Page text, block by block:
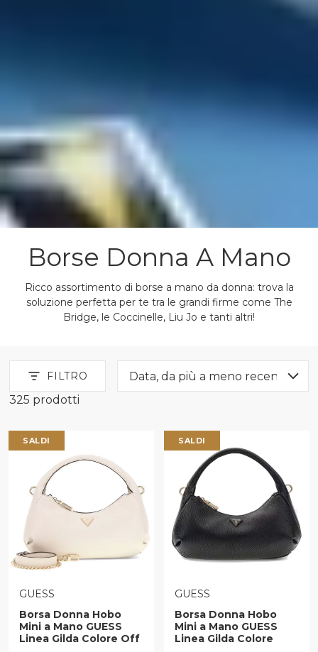
Borse Donna A Mano
Ricco assortimento di borse a mano da donna: trova la
soluzione perfetta per te tra le grandi firme come The
Bridge, le Coccinelle, Liu Jo e tanti altri!
FILTRO
325 prodotti
Donna Borse Borse A Mano
SALDI
VENDITORE:
GUESS
Borsa Donna Hobo
Mini a Mano GUESS
Linea Gilda Colore Off
SALDI
VENDITORE:
GUESS
Borsa Donna Hobo
Mini a Mano GUESS
Linea Gilda Colore